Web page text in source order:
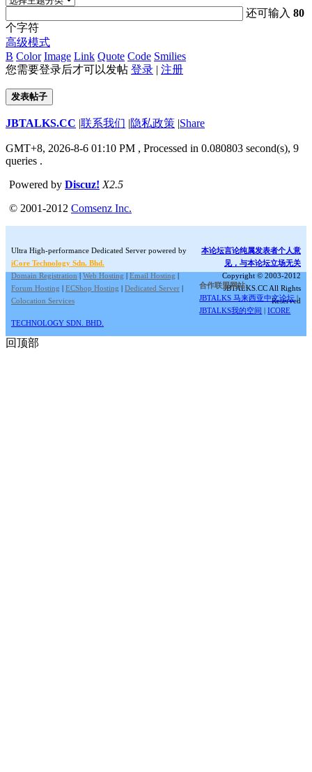
还可输入80
个字符
高级模式
B Color Image Link Quote Code Smilies
您需要登录后才可以发帖 登录 | 注册
发表帖子
JBTALKS.CC |联系我们 |隐私政策 |Share
GMT+8, 2026-8-6 01:10 PM , Processed in 0.080803 second(s), 9
queries .
Powered by Discuz! X2.5
© 2001-2012 Comsenz Inc.
Ultra High-performance Dedicated Server powered by
iCore Technology Sdn. Bhd.
Domain Registration | Web Hosting | Email Hosting |
Forum Hosting | ECShop Hosting | Dedicated Server |
Colocation Services
本论坛言论纯属发表者个人意
见，与本论坛立场无关
Copyright © 2003-2012
JBTALKS.CC All Rights
Reserved
合作联盟网站:
JBTALKS 马来西亚中文论坛 |
JBTALKS我的空间 |ICORE
TECHNOLOGY SDN. BHD.
回顶部